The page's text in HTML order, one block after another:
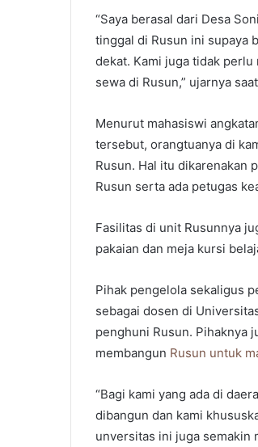
“Saya berasal dari Desa
tinggal di Rusun ini supaya
dekat. Kami juga tidak
sewa di Rusun,” ujarnya
Menurut mahasiswi
tersebut, orangtuanya di
Rusun. Hal itu dikarenakan
Rusun serta ada petugas
Fasilitas di unit Rusunnya
pakaian dan meja kursi
Pihak pengelola sekaligus
sebagai dosen di
penghuni Rusun. Pihaknya
membangun Rusun untuk
“Bagi kami yang ada di
dibangun dan kami
unversitas ini juga semakin